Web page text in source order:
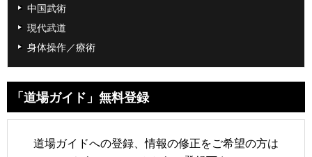
中国武術
現代武道
身体操作／療術
「道場ガイド」無料登録
道場ガイドへの登録、情報の修正をご希望の方は